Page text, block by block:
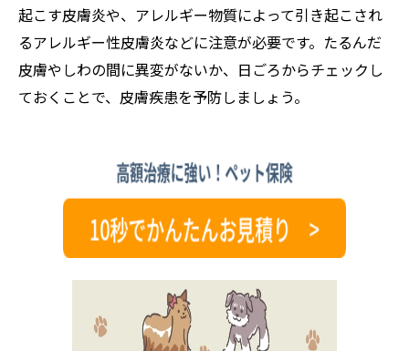
起こす皮膚炎や、アレルギー物質によって引き起こされ
るアレルギー性皮膚炎などに注意が必要です。たるんだ
皮膚やしわの間に異変がないか、日ごろからチェックし
ておくことで、皮膚疾患を予防しましょう。